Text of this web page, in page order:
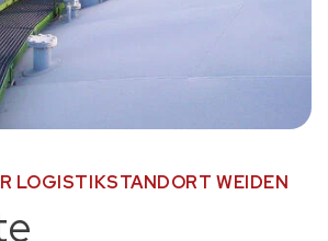
LOGISTIKSTANDORT WEIDEN